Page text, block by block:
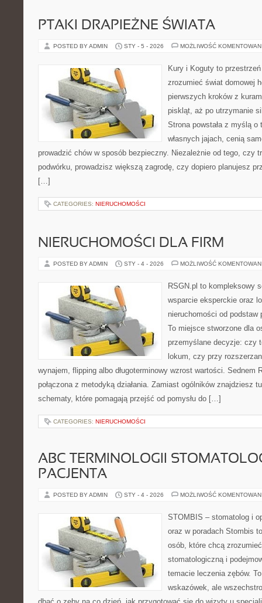
PTAKI DRAPIEŻNE ŚWIATA
POSTED BY ADMIN STY - 5 - 2026 MOŻLIWOŚĆ
Kury i Koguty to
zrozumieć świat domowej
pierwszych kroków z
piskląt, aż po utrzymanie
Strona powstała z myślą
własnych jajach, cenią
prowadzić chów w sposób bezpieczny. Niezależnie od tego, czy
podwórku, prowadzisz większą zagrodę, czy dopiero planujesz
[…]
CATEGORIES: NIERUCHOMOŚCI
NIERUCHOMOŚCI DLA FIRM
POSTED BY ADMIN STY - 4 - 2026 MOŻLIWOŚĆ
RSGN.pl to kompleksowy
wsparcie eksperckie oraz
nieruchomości od podstaw
To miejsce stworzone dla
przemyślane decyzje: czy
lokum, czy przy
wynajem, flipping albo długoterminowy wzrost wartości. Sednem
połączona z metodyką działania. Zamiast ogólników znajdziesz
schematy, które pomagają przejść od pomysłu do […]
CATEGORIES: NIERUCHOMOŚCI
ABC TERMINOLOGII
PACJENTA
POSTED BY ADMIN STY - 4 - 2026 MOŻLIWOŚĆ
STOMBIS – stomatolog i
oraz w poradach Stombis
osób, które chcą
stomatologiczną i
temacie leczenia zębów.
wskazówek, ale